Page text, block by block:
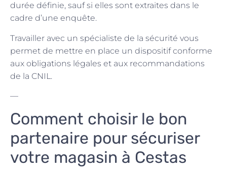
durée définie, sauf si elles sont extraites dans le
cadre d’une enquête.
Travailler avec un spécialiste de la sécurité vous
permet de mettre en place un dispositif conforme
aux obligations légales et aux recommandations
de la CNIL.
—
Comment choisir le bon
partenaire pour sécuriser
votre magasin à Cestas